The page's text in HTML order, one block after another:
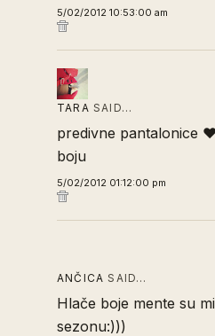
5/02/2012 10:53:00 am
TARA SAID…
predivne pantalonice
boju
5/02/2012 01:12:00 pm
ANČICA SAID…
Hlače boje mente su
sezonu:)))